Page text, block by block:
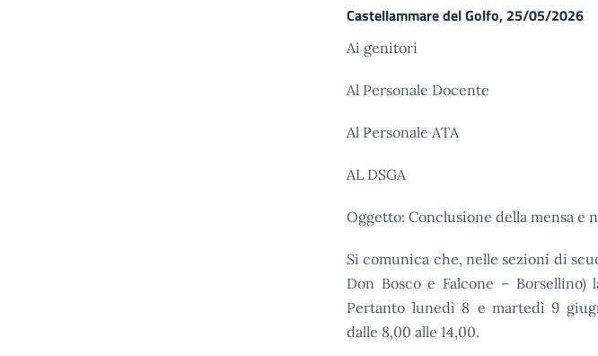
Castellammare del Golfo, 25/05/2026
Ai genitori
Al Personale Docente
Al Personale ATA
AL DSGA
Oggetto: Conclusione della mensa e
Si comunica che, nelle sezioni di
Don Bosco e Falcone – Borsellino)
Pertanto lunedì 8 e martedì 9
dalle 8,00 alle 14,00.